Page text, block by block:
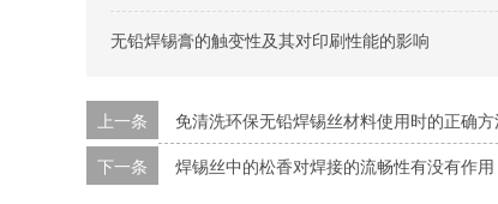
无铅焊锡膏的触变性及其对印刷性能的影响
上一条
免清洗环保无铅焊锡丝材料使用时的正确
下一条 焊锡丝中的松香对焊接的流畅性有没有作用